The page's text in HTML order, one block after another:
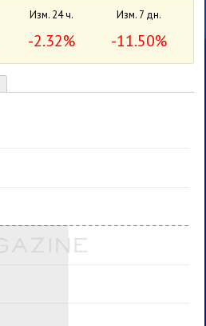
Изм. 24 ч. Изм. 7 дн.
-2.32% -11.50%